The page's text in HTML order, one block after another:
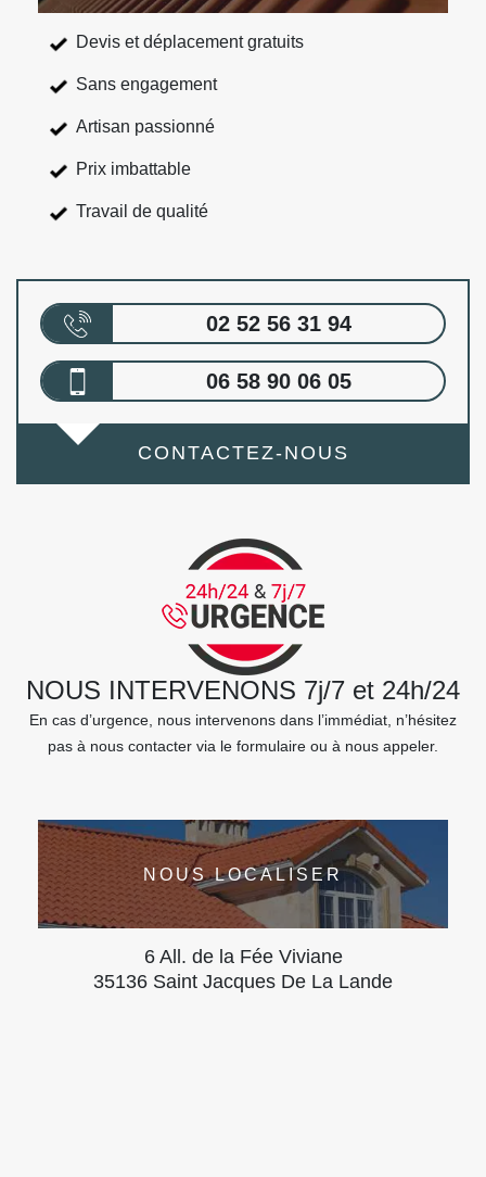
Devis et déplacement gratuits
Sans engagement
Artisan passionné
Prix imbattable
Travail de qualité
02 52 56 31 94
06 58 90 06 05
CONTACTEZ-NOUS
NOUS INTERVENONS 7j/7 et 24h/24
En cas d’urgence, nous intervenons dans l’immédiat, n’hésitez
pas à nous contacter via le formulaire ou à nous appeler.
NOUS LOCALISER
6 All. de la Fée Viviane
35136 Saint Jacques De La Lande